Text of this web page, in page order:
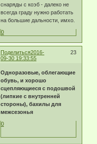
снаряды с коэб - далеко не
всегда граду нужно работать
на большие дальности, имхо.
0
Поделиться 23
2016-
09-30 19:33:55
Одноразовые, облегающие
обувь, и хорошо
сцепляющиеся с подошвой
(липкие с внутренней
стороны), бахилы для
межсезонья
0